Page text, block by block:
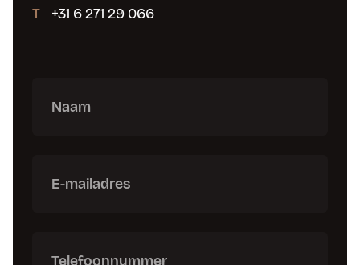
T +31 6 271 29 066